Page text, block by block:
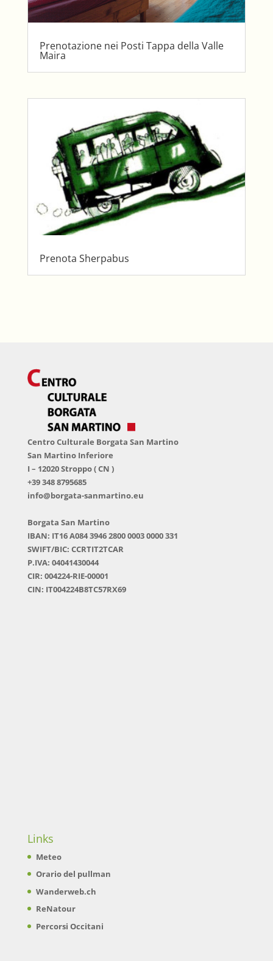
Prenotazione nei Posti Tappa della Valle
Maira
Prenota Sherpabus
Centro Culturale Borgata San Martino
San Martino Inferiore
I – 12020 Stroppo ( CN )
+39 348 8795685
info@borgata-sanmartino.eu
Borgata San Martino
IBAN: IT16 A084 3946 2800 0003 0000 331
SWIFT/BIC: CCRTIT2TCAR
P.IVA: 04041430044
CIR: 004224-RIE-00001
CIN: IT004224B8TC57RX69
Links
Meteo
Orario del pullman
Wanderweb.ch
ReNatour
Percorsi Occitani